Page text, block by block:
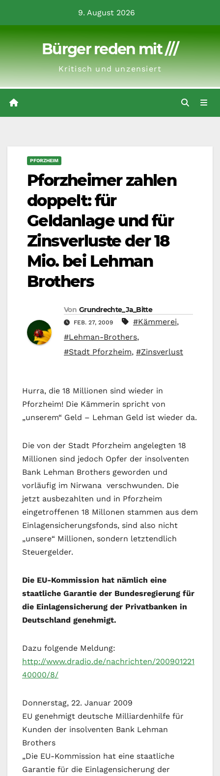
9. August 2026
Bürger reden mit ///
Kritisch und unzensiert
PFORZHEIM
Pforzheimer zahlen
doppelt: für
Geldanlage und für
Zinsverluste der 18
Mio. bei Lehman
Brothers
Von Grundrechte_Ja_Bitte
FEB. 27, 2009 #Kämmerei,
#Lehman-Brothers,
#Stadt Pforzheim, #Zinsverlust
Hurra, die 18 Millionen sind wieder in
Pforzheim! Die Kämmerin spricht von
„unserem“ Geld – Lehman Geld ist wieder da.
Die von der Stadt Pforzheim angelegten 18
Millionen sind jedoch Opfer der insolventen
Bank Lehman Brothers geworden und
vorläufig im Nirwana verschwunden. Die
jetzt ausbezahlten und in Pforzheim
eingetroffenen 18 Millonen stammen aus dem
Einlagensicherungsfonds, sind also nicht
„unsere“ Millionen, sondern letztendlich
Steuergelder.
Die EU-Kommission hat nämlich eine
staatliche Garantie der Bundesregierung für
die Einlagensicherung der Privatbanken in
Deutschland genehmigt.
Dazu folgende Meldung:
http://www.dradio.de/nachrichten/200901221
40000/8/
Donnerstag, 22. Januar 2009
EU genehmigt deutsche Milliardenhilfe für
Kunden der insolventen Bank Lehman
Brothers
„Die EU-Kommission hat eine staatliche
Garantie für die Einlagensicherung der